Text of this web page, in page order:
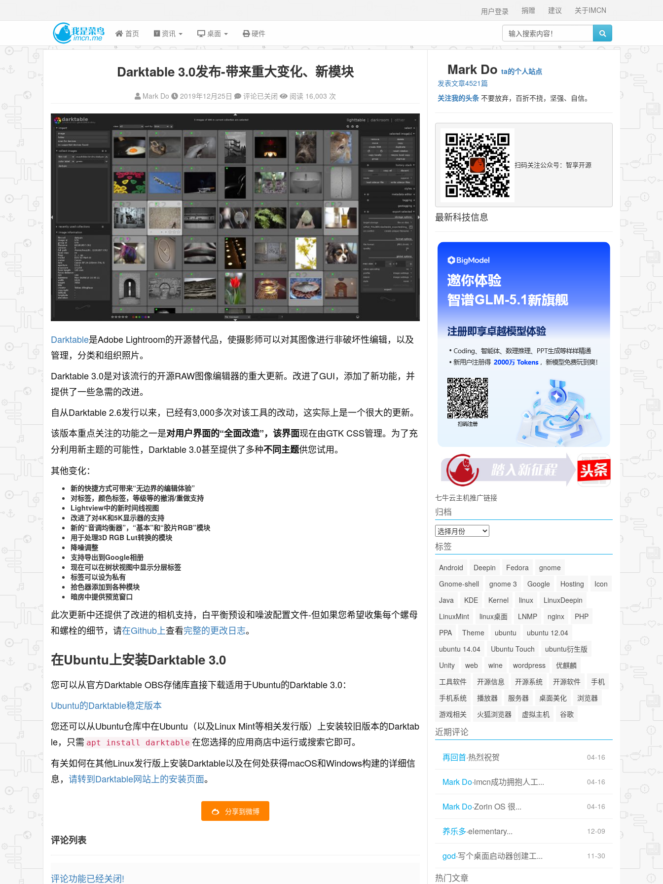
关于IMCN
建议
捐赠
用户登录
首页 资讯 桌面 硬件
Darktable 3.0发布-带来重大变化、新模块
Mark Do 2019年12月25日 评论已关闭 阅读 16,003 次
Darktable是Adobe Lightroom的开源替代品，使摄影师可以对其图像进行非破坏性编辑，以及
管理，分类和组织照片。
Darktable 3.0是对该流行的开源RAW图像编辑器的重大更新。改进了GUI，添加了新功能，并
提供了一些急需的改进。
自从Darktable 2.6发行以来，已经有3,000多次对该工具的改动，这实际上是一个很大的更新。
该版本重点关注的功能之一是对用户界面的“全面改造”，该界面现在由GTK CSS管理。为了充
分利用新主题的可能性，Darktable 3.0甚至提供了多种不同主题供您试用。
其他变化：
新的快捷方式可带来“无边界的编辑体验”
对标签，颜色标签，等级等的撤消/重做支持
Lightview中的新时间线视图
改进了对4K和5K显示器的支持
新的“音调均衡器”，“基本”和“胶片RGB”模块
用于处理3D RGB Lut转换的模块
降噪调整
支持导出到Google相册
现在可以在树状视图中显示分层标签
标签可以设为私有
拾色器添加到各种模块
暗房中提供预览窗口
此次更新中还提供了改进的相机支持，白平衡预设和噪波配置文件-但如果您希望收集每个螺母
和螺栓的细节，请在Github上查看完整的更改日志。
在Ubuntu上安装Darktable 3.0
您可以从官方Darktable OBS存储库直接下载适用于Ubuntu的Darktable 3.0：
Ubuntu的Darktable稳定版本
您还可以从Ubuntu仓库中在Ubuntu（以及Linux Mint等相关发行版）上安装较旧版本的Darktab
le，只需 apt install darktable 在您选择的应用商店中运行或搜索它即可。
有关如何在其他Linux发行版上安装Darktable以及在何处获得macOS和Windows构建的详细信
息， 请转到Darktable网站上的安装页面。
分享到微博
评论列表
评论功能已经关闭!
Mark Do ta的个人站点
发表文章4521篇
关注我的头条 不要放弃，百折不挠，坚强、自信。
扫码关注公众号：智享开源
最新科技信息
七牛云主机推广链接
归档
归
档
标签
Android Deepin Fedora
gnome
Gnome-shell
gnome 3 Google Hosting
Icon
Java
KDE Kernel linux
LinuxDeepin
LinuxMint
linux桌面 LNMP nginx
PHP
PPA
Theme ubuntu
ubuntu 12.04
ubuntu 14.04
Ubuntu Touch
ubuntu衍生版
Unity
web wine wordpress
优麒麟
工具软件
开源信息 开源系统 开源软件
手机
手机系统
播放器 服务器 桌面美化
浏览器
游戏相关
火狐浏览器 虚拟主机 谷歌
近期评论
再回首·热烈祝贺 04-16
Mark Do·imcn成功拥抱人工... 04-16
Mark Do·Zorin OS 很... 04-16
养乐多·elementary... 12-09
god·写个桌面启动器创建工... 11-30
热门文章